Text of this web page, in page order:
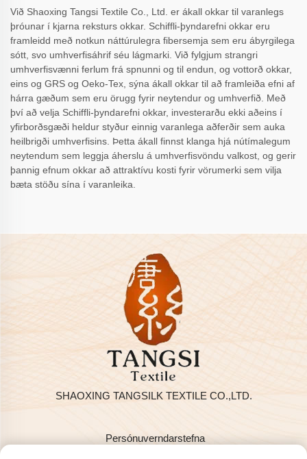
Við Shaoxing Tangsi Textile Co., Ltd. er ákall okkar til varanlegs
þróunar í kjarna reksturs okkar. Schiffli-þyndarefni okkar eru
framleidd með notkun náttúrulegra fibersemja sem eru ábyrgilega
sótt, svo umhverfisáhrif séu lágmarki. Við fylgjum strangri
umhverfisvænni ferlum frá spnunni og til endun, og vottorð okkar,
eins og GRS og Oeko-Tex, sýna ákall okkar til að framleiða efni af
hárra gæðum sem eru örugg fyrir neytendur og umhverfið. Með
því að velja Schiffli-þyndarefni okkar, investerarðu ekki aðeins í
yfirborðsgæði heldur styður einnig varanlega aðferðir sem auka
heilbrigði umhverfisins. Þetta ákall finnst klanga hjá nútímalegum
neytendum sem leggja áherslu á umhverfisvöndu valkost, og gerir
þannig efnum okkar að attraktívu kosti fyrir vörumerki sem vilja
bæta stöðu sína í varanleika.
SHAOXING TANGSILK TEXTILE CO.,LTD.
Persónuverndarstefna